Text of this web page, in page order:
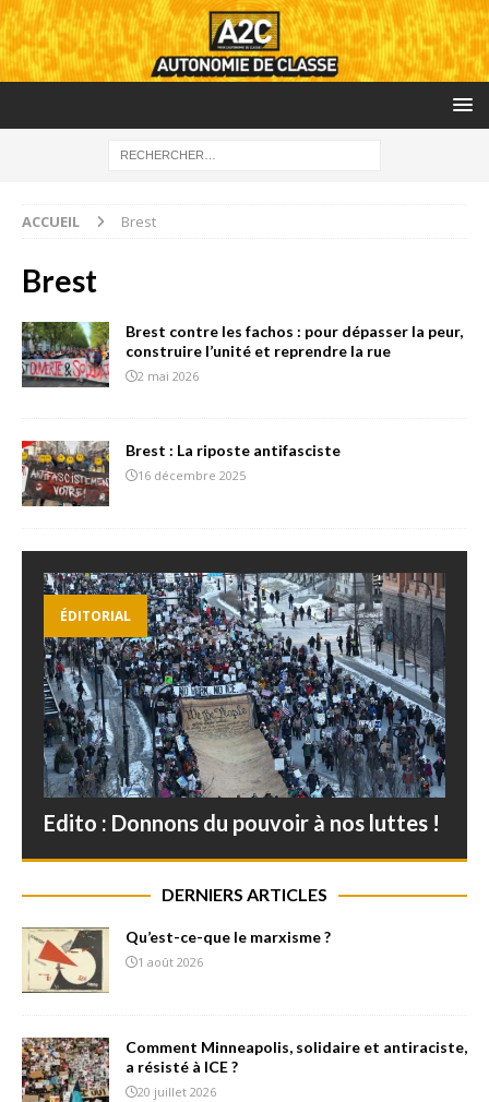
ACCUEIL Brest
Brest
Brest contre les fachos : pour dépasser la peur,
construire l’unité et reprendre la rue
2 mai 2026
Brest : La riposte antifasciste
16 décembre 2025
ÉDITORIAL
Edito : Donnons du pouvoir à nos luttes !
DERNIERS ARTICLES
Qu’est-ce-que le marxisme ?
1 août 2026
Comment Minneapolis, solidaire et antiraciste,
a résisté à ICE ?
20 juillet 2026